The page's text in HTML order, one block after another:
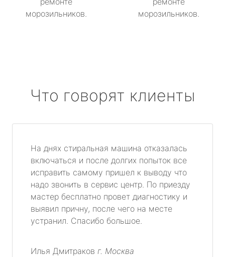
морозильников.
морозильников.
Что говорят клиенты
На днях стиральная машина отказалась
включаться и после долгих попыток все
исправить самому пришел к выводу что
надо звонить в сервис центр. По приезду
мастер бесплатно провет диагностику и
выявил причну, после чего на месте
устранил. Спасибо большое.
Илья Дмитраков г. Москва